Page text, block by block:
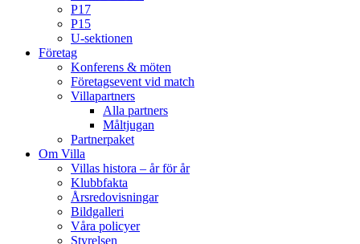
P17
P15
U-sektionen
Företag
Konferens & möten
Företagsevent vid match
Villapartners
Alla partners
Måltjugan
Partnerpaket
Om Villa
Villas histora – år för år
Klubbfakta
Årsredovisningar
Bildgalleri
Våra policyer
Styrelsen